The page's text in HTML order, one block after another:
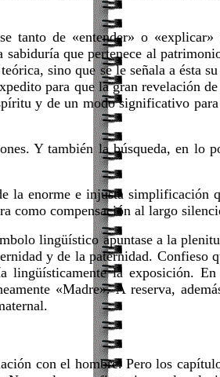
tanto de «entender» o «explicar»
que pertenece al
sino que se le señala a ésta
para que la gran revelación
y de un modo significativo
Y también la búsqueda, en lo
la enorme e injusta simplificación
como compensación al largo
lingüístico apuntase a la
y de la paternidad. Confieso
lingüísticamente la exposición.
«Madre». A reserva,
con el hombre. Pero los